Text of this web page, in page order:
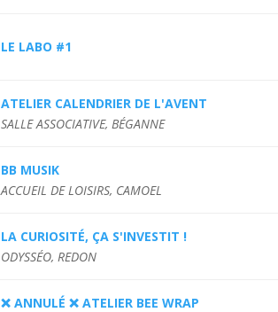
LE LABO #1
ATELIER CALENDRIER DE L'AVENT
SALLE ASSOCIATIVE, BÉGANNE
BB MUSIK
ACCUEIL DE LOISIRS, CAMOEL
LA CURIOSITÉ, ÇA S'INVESTIT !
ODYSSÉO, REDON
❌ ANNULÉ ❌ ATELIER BEE WRAP